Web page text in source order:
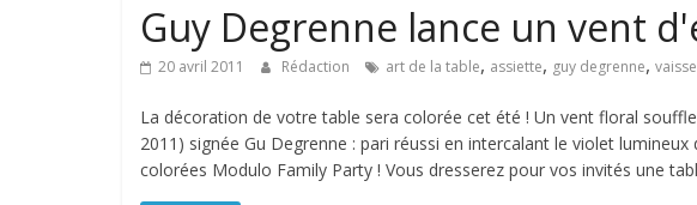
Guy Degrenne lance un vent
20 avril 2011 Rédaction art de la table, assiette, guy degrenne,
La décoration de votre table sera colorée cet été ! Un vent floral
2011) signée Gu Degrenne : pari réussi en intercalant le violet
colorées Modulo Family Party ! Vous dresserez pour vos invités une